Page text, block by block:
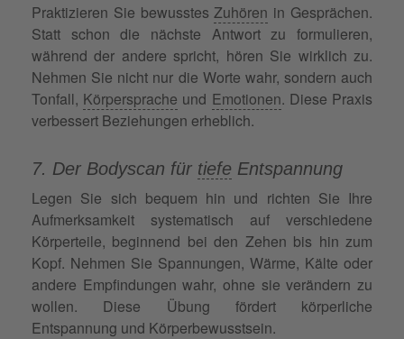
Praktizieren Sie bewusstesZuhören in Gesprächen.
Statt schon die nächste Antwort zu formulieren,
während der andere spricht, hören Sie wirklich zu.
Nehmen Sie nicht nur die Worte wahr, sondern auch
Tonfall, Körpersprache und Emotionen. Diese Praxis
verbessert Beziehungen erheblich.
7. Der Bodyscan für tiefe Entspannung
Legen Sie sich bequem hin und richten Sie Ihre
Aufmerksamkeit systematisch auf verschiedene
Körperteile, beginnend bei den Zehen bis hin zum
Kopf. Nehmen Sie Spannungen, Wärme, Kälte oder
andere Empfindungen wahr, ohne sie verändern zu
wollen. Diese Übung fördert körperliche
Entspannung und Körperbewusstsein.